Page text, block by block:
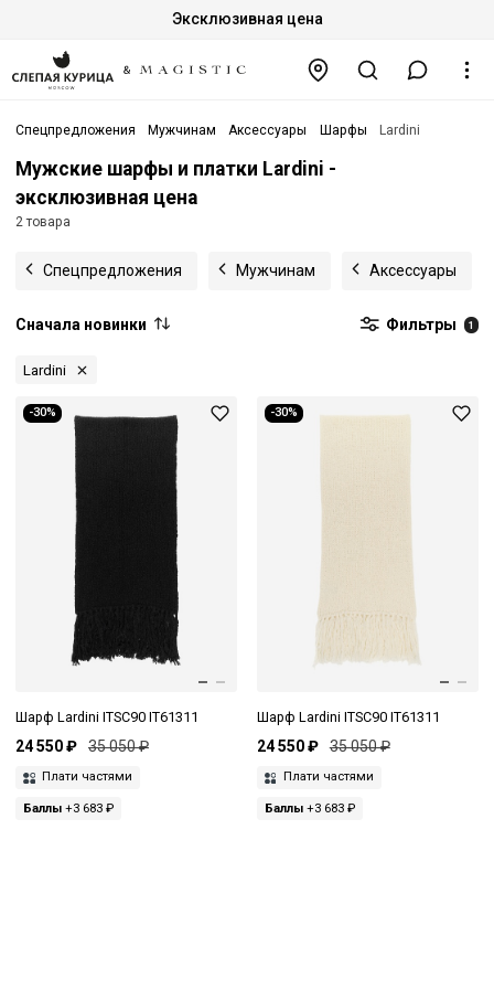
Эксклюзивная цена
Спецпредложения Мужчинам Аксессуары Шарфы Lardini
Мужские шарфы и платки Lardini -
эксклюзивная цена
2 товара
Спецпредложения Мужчинам Аксессуары
Сначала новинки Фильтры 1
Lardini
-30%
Шарф Lardini ITSC90 IT61311
24 550 ₽ 35 050 ₽
Плати частями
Баллы +3 683 ₽
-30%
Шарф Lardini ITSC90 IT61311
24 550 ₽ 35 050 ₽
Плати частями
Баллы+3 683 ₽